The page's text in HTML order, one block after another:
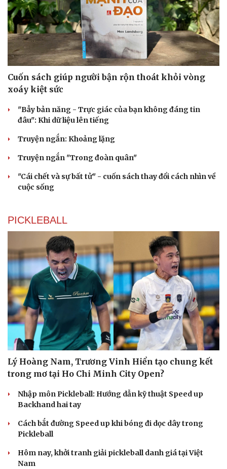
Cải chính
Cuốn sách giúp người bận rộn thoát khỏi vòng
xoáy kiệt sức
"Bẫy bản năng - Trực giác của bạn không đáng tin
đâu": Khi dữ liệu lên tiếng
Truyện ngắn: Khoảng lặng
Truyện ngắn "Trong đoàn quân"
"Cái chết và sự bất tử" - cuốn sách thay đổi cách nhìn về
cuộc sống
PICKLEBALL
Lý Hoàng Nam, Trương Vinh Hiển tạo chung kết
trong mơ tại Ho Chi Minh City Open?
Nhập môn Pickleball: Hướng dẫn kỹ thuật Speed up
Backhand hai tay
Cách bắt đường Speed up khi bóng đi dọc dây trong
Pickleball
Hôm nay, khởi tranh giải pickleball danh giá tại Việt
Nam